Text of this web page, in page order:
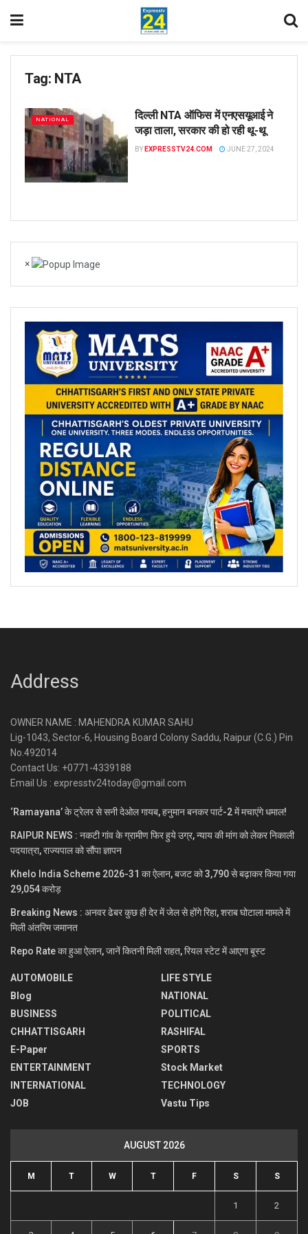
Tag: NTA
NATIONAL
दिल्ली NTA ऑफिस में एनएसयूआई ने
जड़ा ताला, सरकार की हो रही थू-थू
BY EXPRESSTV24.COM JUNE 27, 2024
×
Address
OWNER NAME : MAHENDRA KUMAR SAHU
Lig-1043, Sector-6, Housing Board Colony Saddu, Raipur (C.G.) Pin
No.492014
Contact Us: +0771-4339188
Email Us : expresstv24today@gmail.com
‘Ramayana’ के ट्रेलर से सनी देओल गायब, हनुमान बनकर पार्ट-2 में मचाएंगे धमाल!
RAIPUR NEWS : नकटी गांव के ग्रामीण फिर हुये उग्र, न्याय की मांग को लेकर निकाली
पदयात्रा, राज्यपाल को सौंपा ज्ञापन
Khelo India Scheme 2026-31 का ऐलान, बजट को 3,790 से बढ़ाकर किया गया
29,054 करोड़
Breaking News : अनवर ढेबर कुछ ही देर में जेल से होंगे रिहा, शराब घोटाला मामले में
मिली अंतरिम जमानत
Repo Rate का हुआ ऐलान, जानें कितनी मिली राहत, रियल स्टेट में आएगा बूस्ट
AUTOMOBILE
Blog
BUSINESS
CHHATTISGARH
E-Paper
ENTERTAINMENT
INTERNATIONAL
JOB
LIFE STYLE
NATIONAL
POLITICAL
RASHIFAL
SPORTS
Stock Market
TECHNOLOGY
Vastu Tips
AUGUST 2026
M T W T F S S
1 2